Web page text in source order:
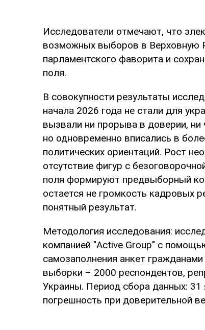
Исследователи отмечают, что
возможных выборов в Верховную
парламентского фаворита и
поля.
В совокупности результаты
начала 2026 года не стали для
вызвали ни прорыва в доверии, ни
но одновременно вписались в
политических ориентаций. Рост
отсутствие фигур с
поля формируют предвыборный
остается не громкость кадровых
понятный результат.
Методология исследования:
компанией "Active Group" с
самозаполнения анкет
выборки – 2000 респондентов,
Украины. Период сбора данных: 31
погрешность при доверительной